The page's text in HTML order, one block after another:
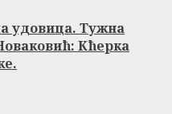
удовица. Тужна
Кћерка